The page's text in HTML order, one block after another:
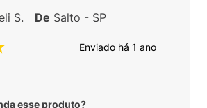
Enviado há 1 ano
esse produto?
S. De Salto - SP